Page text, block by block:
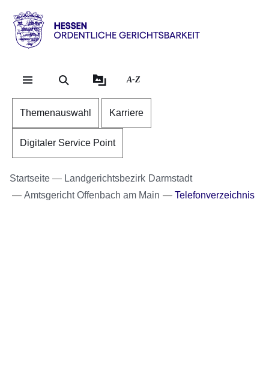
Direkt zum Kopf der
Direkt zum Inhalt
Direkt zum Fuß der
Hessen
Ordentliche
Gerichtsbarkeit
A-Z
Themenauswahl Karriere
Digitaler Service Point
Startseite
Landgerichtsbezirk Darmstadt
Amtsgericht Offenbach am Main
Telefonverzeichnis